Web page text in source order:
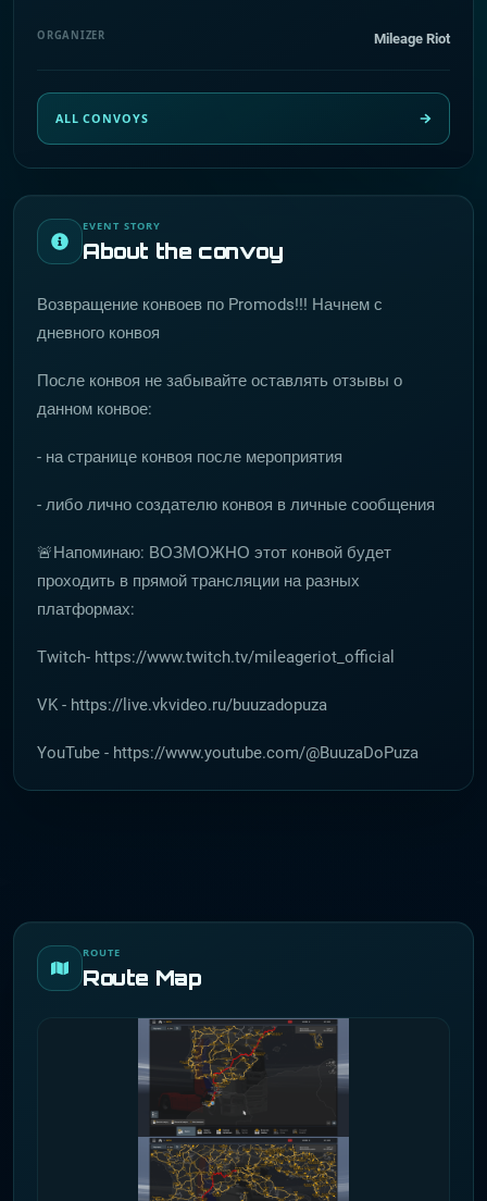
EVENT STORY
About the convoy
Возвращение конвоев по Promods!!! Начнем с
дневного конвоя
После конвоя не забывайте оставлять отзывы о
данном конвое:
- на странице конвоя после мероприятия
- либо лично создателю конвоя в личные сообщения
🚨Напоминаю: ВОЗМОЖНО этот конвой будет
проходить в прямой трансляции на разных
платформах:
Twitch- https://www.twitch.tv/mileageriot_official
VK - https://live.vkvideo.ru/buuzadopuza
YouTube - https://www.youtube.com/@BuuzaDoPuza
ROUTE
Route Map
ORGANIZER Mileage Riot
ALL CONVOYS